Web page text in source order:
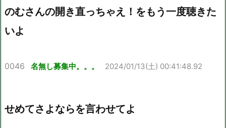
のむさんの開き直っちゃえ！をもう一度聴きた
いよ
0046 名無し募集中。。。 2024/01/13(土) 00:41:48.92
せめてさよならを言わせてよ